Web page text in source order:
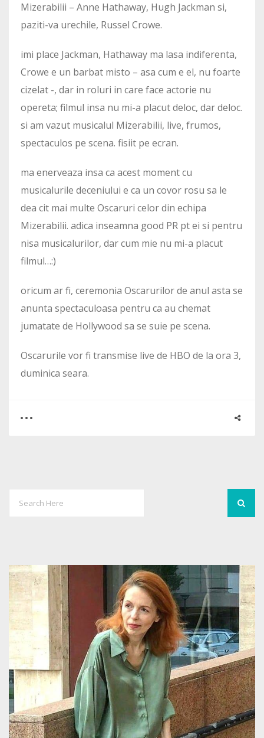
Mizerabilii – Anne Hathaway, Hugh Jackman si,
paziti-va urechile, Russel Crowe.
imi place Jackman, Hathaway ma lasa indiferenta,
Crowe e un barbat misto – asa cum e el, nu foarte
cizelat -, dar in roluri in care face actorie nu
opereta; filmul insa nu mi-a placut deloc, dar deloc.
si am vazut musicalul Mizerabilii, live, frumos,
spectaculos pe scena. fisiit pe ecran.
ma enerveaza insa ca acest moment cu
musicalurile deceniului e ca un covor rosu sa le
dea cit mai multe Oscaruri celor din echipa
Mizerabilii. adica inseamna good PR pt ei si pentru
nisa musicalurilor, dar cum mie nu mi-a placut
filmul…:)
oricum ar fi, ceremonia Oscarurilor de anul asta se
anunta spectaculoasa pentru ca au chemat
jumatate de Hollywood sa se suie pe scena.
Oscarurile vor fi transmise live de HBO de la ora 3,
duminica seara.